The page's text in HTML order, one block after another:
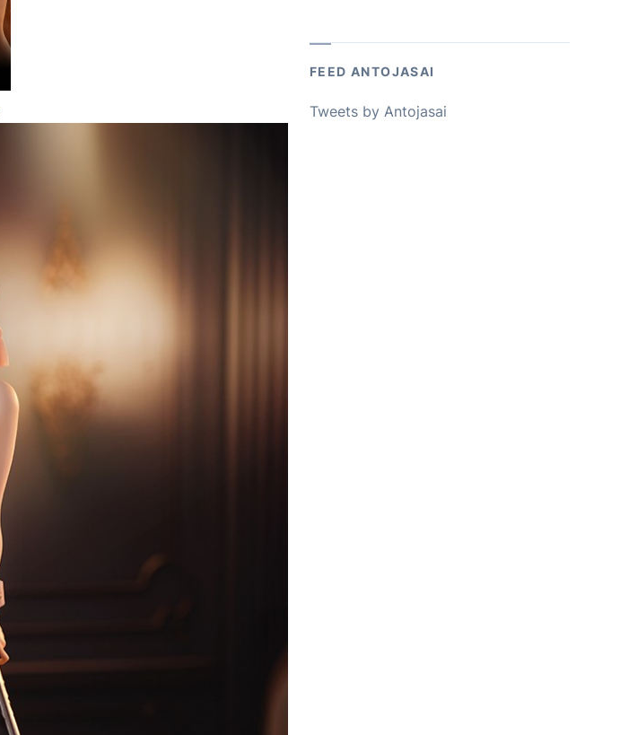
FEED ANTOJASAI
Tweets by Antojasai